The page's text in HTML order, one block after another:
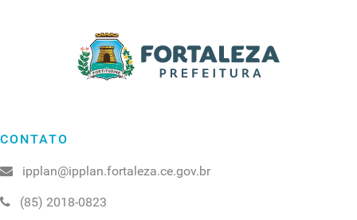
CONTATO
ipplan@ipplan.fortaleza.ce.gov.br
(85) 2018-0823